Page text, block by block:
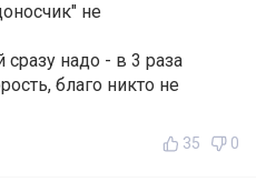
не
надо - в 3 раза
благо никто не
35 0